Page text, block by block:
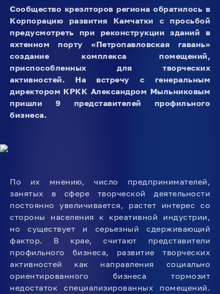
Сообщество креэлторов региона обратилось в
Корпорацию развития Камчатки с просьбой
предусмотреть при реконструкции зданий в
яхтенном порту «Петропавловская гавань»
создание комплекса помещений,
приспособленных для творческих
активностей. На встречу с генеральным
директором КРКК Александром Мыльниковым
пришли 9 представителей профильного
бизнеса.
По их мнению, число предпринимателей,
занятых в сфере творческой деятельности
постоянно увеличивается, растет интерес со
стороны населения к креативной индустрии,
но существует и серьезный сдерживающий
фактор. В крае, считают представители
профильного бизнеса, развитие творческих
активностей как направления социально
ориентированного бизнеса тормозит
недостаток специализированных помещений.